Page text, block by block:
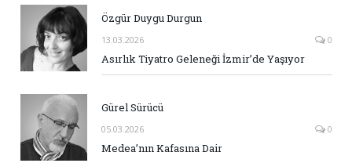
Özgür Duygu Durgun
13.03.2026 0
Asırlık Tiyatro Geleneği İzmir’de Yaşıyor
Gürel Sürücü
05.03.2026 0
Medea’nın Kafasına Dair